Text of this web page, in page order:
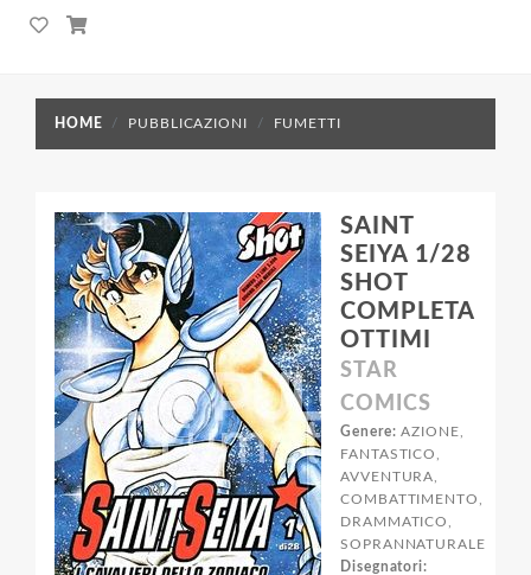
HOME PUBBLICAZIONI FUMETTI
SAINT
SEIYA 1/28
SHOT
COMPLETA
OTTIMI
STAR
COMICS
Genere: AZIONE,
FANTASTICO,
AVVENTURA,
COMBATTIMENTO,
DRAMMATICO,
SOPRANNATURALE
Disegnatori: